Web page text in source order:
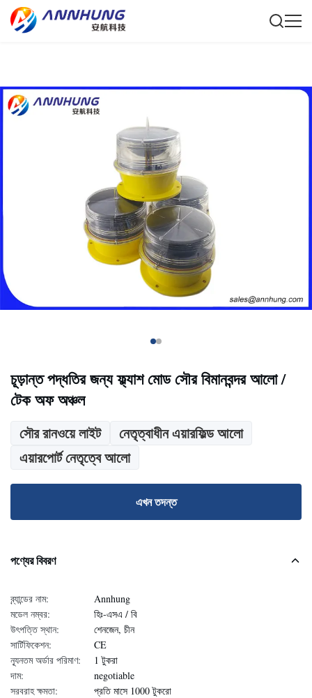
চূড়ান্ত পদ্ধতির জন্য ফ্ল্যাশ মোড সৌর বিমানবন্দর আলো /
টেক অফ অঞ্চল
সৌর রানওয়ে লাইট
নেতৃত্বাধীন এয়ারফিল্ড আলো
এয়ারপোর্ট নেতৃত্বে আলো
এখন তদন্ত
পণ্যের বিবরণ
ব্র্যান্ডের নাম:
Annhung
মডেল নম্বর:
হিঃ-এসএ / বি
উৎপত্তি স্থান:
শেনজেন, চীন
সার্টিফিকেশন:
CE
ন্যূনতম অর্ডার পরিমাণ:
1 টুকরা
দাম:
negotiable
সরবরাহ ক্ষমতা:
প্রতি মাসে 1000 টুকরো